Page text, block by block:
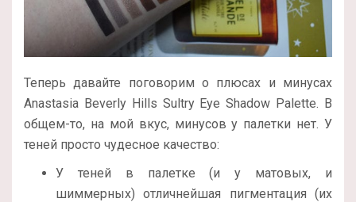
Теперь давайте поговорим о плюсах и минусах
Anastasia Beverly Hills Sultry Eye Shadow Palette. В
общем-то, на мой вкус, минусов у палетки нет. У
теней просто чудесное качество:
У теней в палетке (и у матовых, и
шиммерных) отличнейшая пигментация (их